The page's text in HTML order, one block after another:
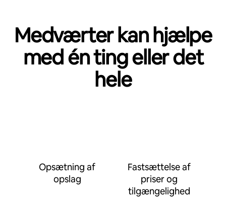
Medværter kan hjælpe
med én ting eller det
hele
Opsætning af
opslag
Fastsættelse af
priser og
tilgængelighed